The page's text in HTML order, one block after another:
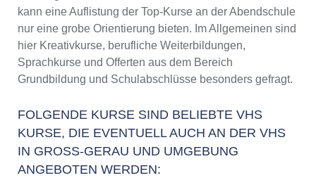
kann eine Auflistung der Top-Kurse an der Abendschule
nur eine grobe Orientierung bieten. Im Allgemeinen sind
hier Kreativkurse, berufliche Weiterbildungen,
Sprachkurse und Offerten aus dem Bereich
Grundbildung und Schulabschlüsse besonders gefragt.
FOLGENDE KURSE SIND BELIEBTE VHS
KURSE, DIE EVENTUELL AUCH AN DER VHS
IN GROSS-GERAU UND UMGEBUNG A
NGEBOTEN WERDEN: